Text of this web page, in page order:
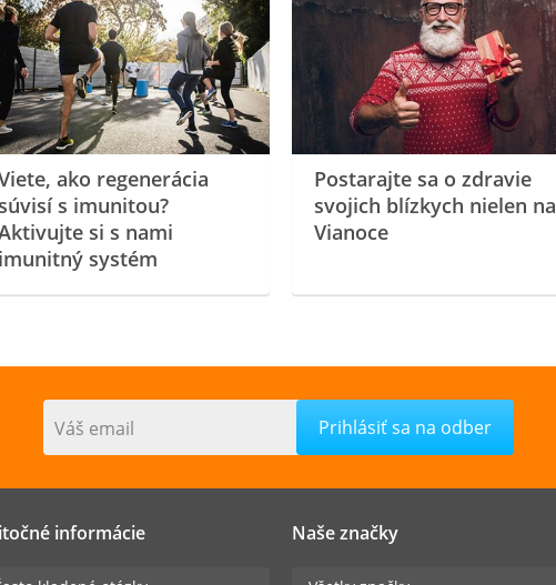
ako regenerácia
súvisí s imunitou?
si s nami
imunitný systém
Postarajte sa o zdravie
svojich blízkych nielen na
Vianoce
Váš email
informácie Naše značky